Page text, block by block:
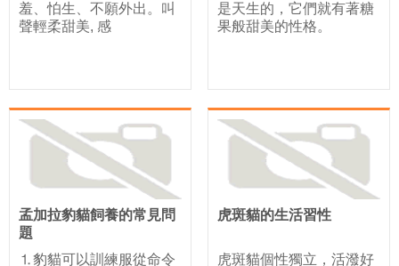
羞、怕生、不願外出。叫
聲輕柔甜美, 感
是天生的，它們就有著糖
果般甜美的性格。
孟加拉豹貓飼養的常見問
題
⒈豹貓可以訓練服從命令
虎斑貓的生活習性
虎斑貓個性獨立，活潑好